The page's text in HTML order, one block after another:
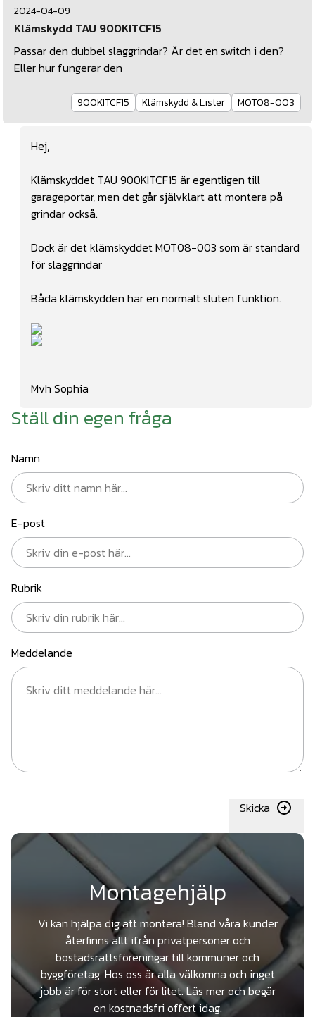
2024-04-09
Klämskydd TAU 900KITCF15
Passar den dubbel slaggrindar? Är det en switch i den?
Eller hur fungerar den
900KITCF15 Klämskydd & Lister MOT08-003
Hej,
Klämskyddet TAU 900KITCF15 är egentligen till
garageportar, men det går självklart att montera på
grindar också.
Dock är det klämskyddet MOT08-003 som är standard
för slaggrindar
Båda klämskydden har en normalt sluten funktion.
Mvh Sophia
Ställ din egen fråga
Namn
E-post
Rubrik
Meddelande
Skicka
Montagehjälp
Vi kan hjälpa dig att montera! Bland våra kunder
återfinns allt ifrån privatpersoner och
bostadsrättsföreningar till kommuner och
byggföretag. Hos oss är alla välkomna och inget
jobb är för stort eller för litet. Läs mer och begär
en kostnadsfri offert idag.